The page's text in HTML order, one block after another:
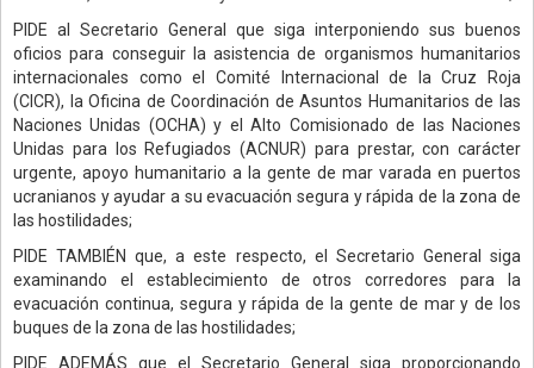
PIDE al Secretario General que siga interponiendo sus buenos
oficios para conseguir la asistencia de organismos humanitarios
internacionales como el Comité Internacional de la Cruz Roja
(CICR), la Oficina de Coordinación de Asuntos Humanitarios de las
Naciones Unidas (OCHA) y el Alto Comisionado de las Naciones
Unidas para los Refugiados (ACNUR) para prestar, con carácter
urgente, apoyo humanitario a la gente de mar varada en puertos
ucranianos y ayudar a su evacuación segura y rápida de la zona de
las hostilidades;
PIDE TAMBIÉN que, a este respecto, el Secretario General siga
examinando el establecimiento de otros corredores para la
evacuación continua, segura y rápida de la gente de mar y de los
buques de la zona de las hostilidades;
PIDE ADEMÁS que el Secretario General siga proporcionando